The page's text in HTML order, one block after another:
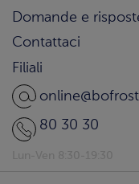
Domande e
Contattaci
Filiali
80 30 30